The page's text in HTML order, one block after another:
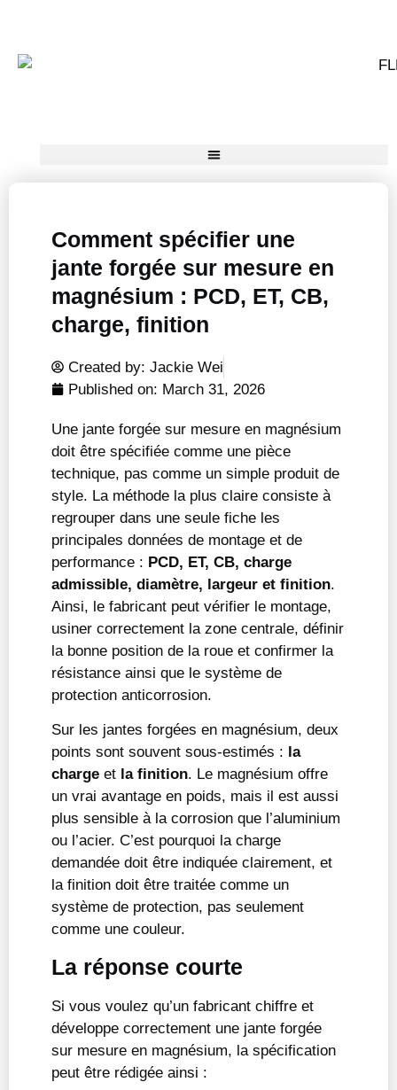
Comment spécifier une
jante forgée sur mesure en
magnésium : PCD, ET, CB,
charge, finition
Created by: Jackie Wei
Published on: March 31, 2026
Une jante forgée sur mesure en magnésium
doit être spécifiée comme une pièce
technique, pas comme un simple produit de
style. La méthode la plus claire consiste à
regrouper dans une seule fiche les
principales données de montage et de
performance : PCD, ET, CB, charge
admissible, diamètre, largeur et finition.
Ainsi, le fabricant peut vérifier le montage,
usiner correctement la zone centrale, définir
la bonne position de la roue et confirmer la
résistance ainsi que le système de
protection anticorrosion.
Sur les jantes forgées en magnésium, deux
points sont souvent sous-estimés : la
charge et la finition. Le magnésium offre
un vrai avantage en poids, mais il est aussi
plus sensible à la corrosion que l’aluminium
ou l’acier. C’est pourquoi la charge
demandée doit être indiquée clairement, et
la finition doit être traitée comme un
système de protection, pas seulement
comme une couleur.
La réponse courte
Si vous voulez qu’un fabricant chiffre et
développe correctement une jante forgée
sur mesure en magnésium, la spécification
peut être rédigée ainsi :